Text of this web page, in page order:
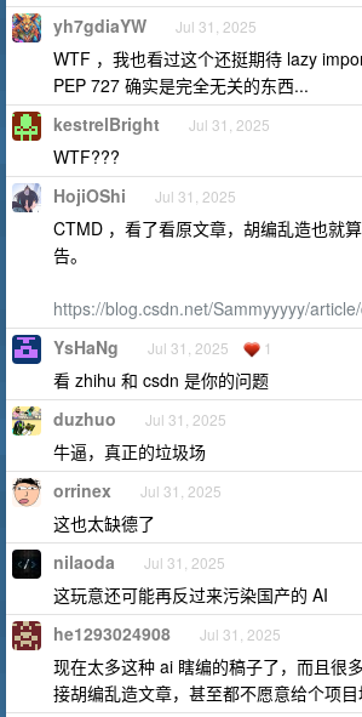
yh7gdiaYW Jul 31, 2025
WTF ，我也看过这个还挺期待 lazy
PEP 727 确实是完全无关的东西...
kestrelBright Jul 31, 2025
WTF???
HojiOShi Jul 31, 2025
CTMD ，看了看原文章，胡编乱造也就
告。
https://blog.csdn.net/Sammyyyyy/
YsHaNg Jul 31, 2025 1
看 zhihu 和 csdn 是你的问题
duzhuo Jul 31, 2025
牛逼，真正的垃圾场
orrinex Jul 31, 2025
这也太缺德了
nilaoda Jul 31, 2025
这玩意还可能再反过来污染国产的 AI
he1293024908 Jul 31, 2025
现在太多这种 ai 瞎编的稿子了，而且很
接胡编乱造文章，甚至都不愿意给个项